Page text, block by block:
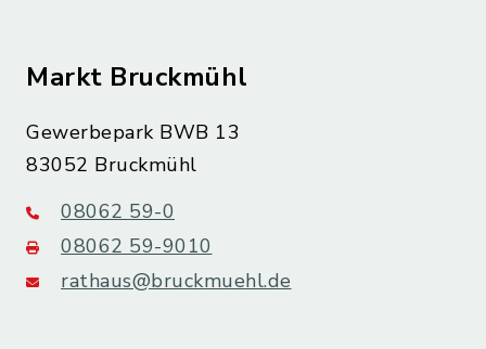
Markt Bruckmühl
Gewerbepark BWB 13
83052 Bruckmühl
08062 59-0
08062 59-9010
rathaus@bruckmuehl.de